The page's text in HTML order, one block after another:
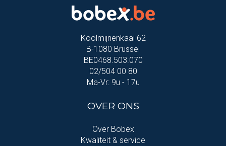
Koolmijnenkaai 62
B-1080 Brussel
BE0468.503.070
02/504 00 80
Ma-Vr: 9u - 17u
OVER ONS
Over Bobex
Kwaliteit & service